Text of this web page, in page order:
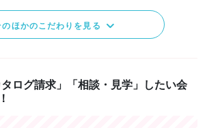
のほかのこだわりを見る
ログ請求」「相談・見学」したい会